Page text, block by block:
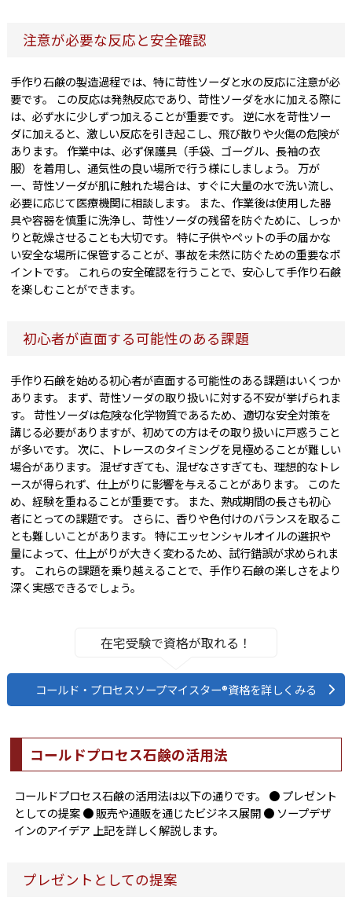
注意が必要な反応と安全確認
手作り石鹸の製造過程では、特に苛性ソーダと水の反応に注意が必
要です。 この反応は発熱反応であり、苛性ソーダを水に加える際に
は、必ず水に少しずつ加えることが重要です。 逆に水を苛性ソー
ダに加えると、激しい反応を引き起こし、飛び散りや火傷の危険が
あります。 作業中は、必ず保護具（手袋、ゴーグル、長袖の衣
服）を着用し、通気性の良い場所で行う様にしましょう。 万が
一、苛性ソーダが肌に触れた場合は、すぐに大量の水で洗い流し、
必要に応じて医療機関に相談します。 また、作業後は使用した器
具や容器を慎重に洗浄し、苛性ソーダの残留を防ぐために、しっか
りと乾燥させることも大切です。 特に子供やペットの手の届かな
い安全な場所に保管することが、事故を未然に防ぐための重要なポ
イントです。 これらの安全確認を行うことで、安心して手作り石鹸
を楽しむことができます。
初心者が直面する可能性のある課題
手作り石鹸を始める初心者が直面する可能性のある課題はいくつか
あります。 まず、苛性ソーダの取り扱いに対する不安が挙げられま
す。 苛性ソーダは危険な化学物質であるため、適切な安全対策を
講じる必要がありますが、初めての方はその取り扱いに戸惑うこと
が多いです。 次に、トレースのタイミングを見極めることが難しい
場合があります。 混ぜすぎても、混ぜなさすぎても、理想的なトレ
ースが得られず、仕上がりに影響を与えることがあります。 このた
め、経験を重ねることが重要です。 また、熟成期間の長さも初心
者にとっての課題です。 さらに、香りや色付けのバランスを取るこ
とも難しいことがあります。 特にエッセンシャルオイルの選択や
量によって、仕上がりが大きく変わるため、試行錯誤が求められま
す。 これらの課題を乗り越えることで、手作り石鹸の楽しさをより
深く実感できるでしょう。
在宅受験で資格が取れる！
コールド・プロセスソープマイスター®資格を詳しくみる
コールドプロセス石鹸の活用法
コールドプロセス石鹸の活用法は以下の通りです。 ● プレゼント
としての提案 ● 販売や通販を通じたビジネス展開 ● ソープデザ
インのアイデア 上記を詳しく解説します。
プレゼントとしての提案